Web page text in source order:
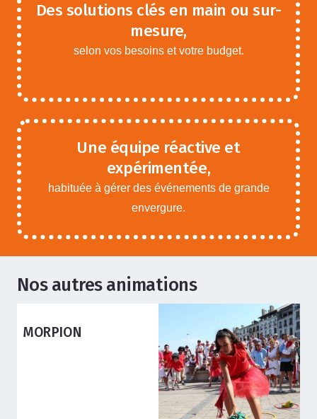
Des solutions clés en main ou sur-
mesure,
selon vos besoins et votre budget.
Une équipe réactive et
expérimentée,
habituée à gérer des événements de grande
envergure.
Nos autres animations
CONSTRUCTIONS EN